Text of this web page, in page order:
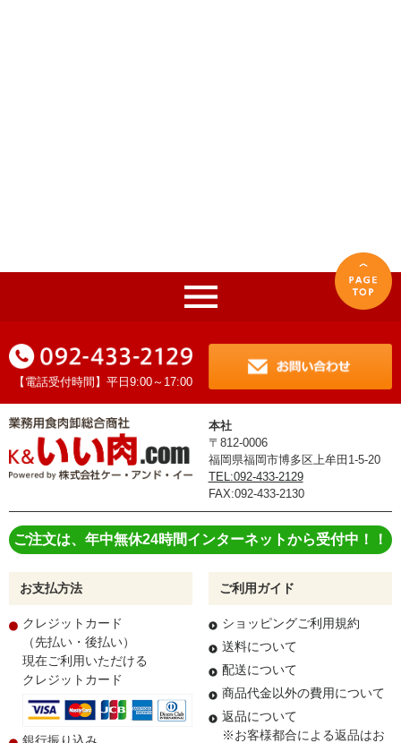
【電話受付時間】平日9:00～17:00
本社
〒812-0006
福岡県福岡市博多区上牟田1-5-20
TEL:092-433-2129
FAX:092-433-2130
ご注文は、年中無休24時間インターネットから受付中！！
お支払方法
クレジットカード
（先払い・後払い）
現在ご利用いただける
クレジットカード
銀行振り込み
ご利用ガイド
ショッピングご利用規約
送料について
配送について
商品代金以外の費用について
返品について
※お客様都合による返品はお